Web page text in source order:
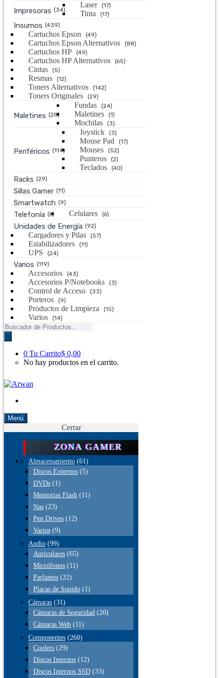
Impresoras (34)
Laser (17)
Tinta (17)
Insumos (439)
Cartuchos Epson (49)
Cartuchos Epson Alternativos (88)
Cartuchos HP (49)
Cartuchos HP Alternativos (65)
Cintas (5)
Resmas (12)
Toners Alternativos (142)
Toners Originales (29)
Maletines (28)
Fundas (24)
Maletines (1)
Mochilas (3)
Periféricos (114)
Joystick (3)
Mouse Pad (17)
Mouses (52)
Punteros (2)
Teclados (40)
Racks (29)
Sillas Gamer (11)
Smartwatch (9)
Telefonía (6) Celulares (6)
Unidades de Energía (92)
Cargadores y Pilas (57)
Estabilizadores (11)
UPS (24)
Varios (119)
Accesorios (43)
Accesorios P/Notebooks (3)
Control de Acceso (33)
Porteros (9)
Productos de Limpieza (15)
Varios (14)
Búsqueda
de
productos
0 Tu Carrito$ 0,00
No hay productos en el carrito.
Menú
Cerrar
ZONA GAMER
Almacenamiento (61)
Discos Externos (5)
DVDs (1)
Memorias Flash (11)
Nas (23)
Pen Drives (12)
Varios (9)
Audio (99)
Auriculares (65)
Micrófonos (11)
Parlantes (22)
Placas de Sonido (1)
Cámaras (31)
Cámaras de Seguridad (20)
Cámaras Web (11)
Componentes (260)
Coolers (29)
Discos Internos (12)
Discos Internos SSD (33)